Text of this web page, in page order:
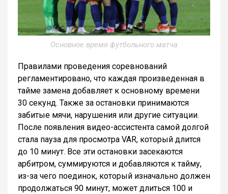
Основное время футбольного матча
Правилами проведения соревнований
регламентировано, что каждая произведенная в
тайме замена добавляет к основному времени
30 секунд. Также за остановки принимаются
забитые мячи, нарушения или другие ситуации.
После появления видео-ассистента самой долгой
стала пауза для просмотра VAR, который длится
до 10 минут. Все эти остановки засекаются
арбитром, суммируются и добавляются к тайму,
из-за чего поединок, который изначально должен
продолжаться 90 минут, может длиться 100 и